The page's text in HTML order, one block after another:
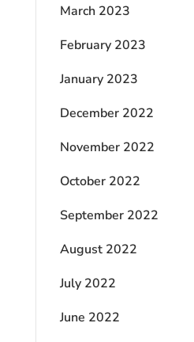
March 2023
February 2023
January 2023
December 2022
November 2022
October 2022
September 2022
August 2022
July 2022
June 2022